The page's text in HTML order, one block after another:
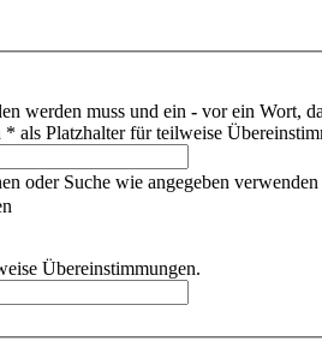
werden muss und ein - vor ein Wort,
als Platzhalter für teilweise
oder Suche wie angegeben verwenden
Übereinstimmungen.